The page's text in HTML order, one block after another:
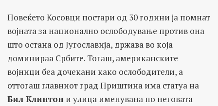
Повеќето Косовци постари од 30 години ја помнат
војната за национално ослободување против она
што остана од Југославија, држава во која
доминираа Србите. Тогаш, американските
војници беа дочекани како ослободители, а
оттогаш главниот град Приштина има статуа на
Бил Клинтон и улица именувана по неговата